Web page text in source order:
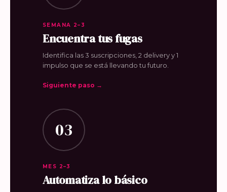
SEMANA 2–3
Encuentra tus fugas
Identifica las 3 suscripciones, 2 delivery y 1
impulso que se está llevando tu futuro.
Siguiente paso →
03
MES 2–3
Automatiza lo básico